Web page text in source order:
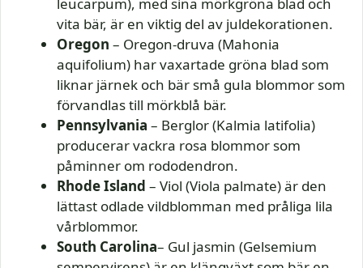
leucarpum), med sina mörkgröna blad och
vita bär, är en viktig del av juldekorationen.
Oregon – Oregon-druva (Mahonia
aquifolium) har vaxartade gröna blad som
liknar järnek och bär små gula blommor som
förvandlas till mörkblå bär.
Pennsylvania – Berglor (Kalmia latifolia)
producerar vackra rosa blommor som
påminner om rododendron.
Rhode Island – Viol (Viola palmate) är den
lättast odlade vildblomman med pråliga lila
vårblommor.
South Carolina– Gul jasmin (Gelsemium